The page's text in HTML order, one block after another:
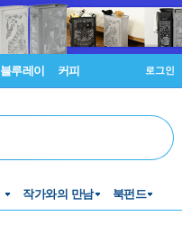
블루레이 커피 로그인
작가와의 만남 북펀드